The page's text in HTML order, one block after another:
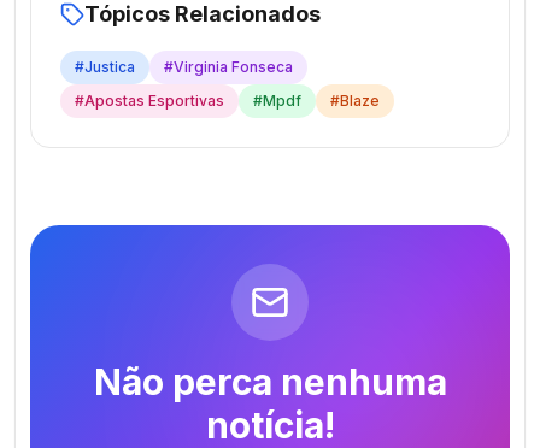
Tópicos Relacionados
#Justica #Virginia Fonseca
#Apostas Esportivas #Mpdf #Blaze
Não perca nenhuma
notícia!